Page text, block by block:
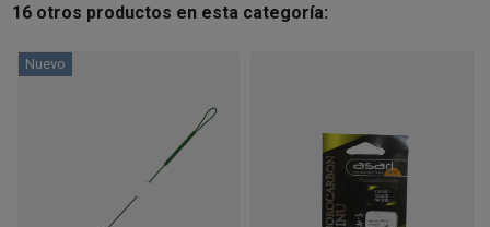
16 otros productos en esta categoría:
Nuevo